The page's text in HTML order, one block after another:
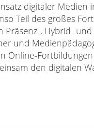
digitaler
Teil des großes
, Hybrid-
und
Online-
den digitalen